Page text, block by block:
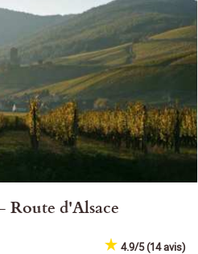
Route d'Alsace
4.9/5 (14 avis)